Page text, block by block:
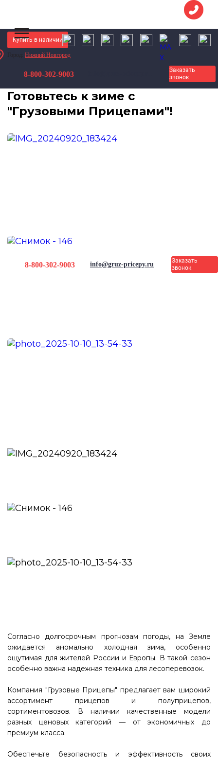
Купить в наличии
Город: Нижний Новгород
Заказать
звонок
8-800-302-9003
Заказать
звонок
8-800-302-9003 info@gruz-pricepy.ru
Готовьтесь к зиме с "Грузовыми Прицепами"!
Готовьтесь к зиме с
"Грузовыми Прицепами"!
Согласно долгосрочным прогнозам погоды, на Земле
ожидается аномально холодная зима, особенно
ощутимая для жителей России и Европы. В такой сезон
особенно важна надежная техника для лесоперевозок.
Компания "Грузовые Прицепы" предлагает вам широкий
ассортимент прицепов и полуприцепов,
сортиментовозов. В наличии качественные модели
разных ценовых категорий — от экономичных до
премиум-класса.
Обеспечьте безопасность и эффективность своих